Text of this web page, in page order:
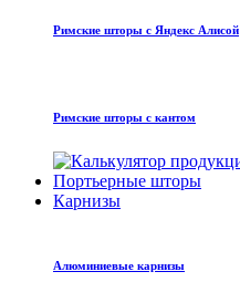
Римские шторы с Яндекс Алисой
Римские шторы с кантом
Портьерные шторы
Карнизы
Алюминиевые карнизы